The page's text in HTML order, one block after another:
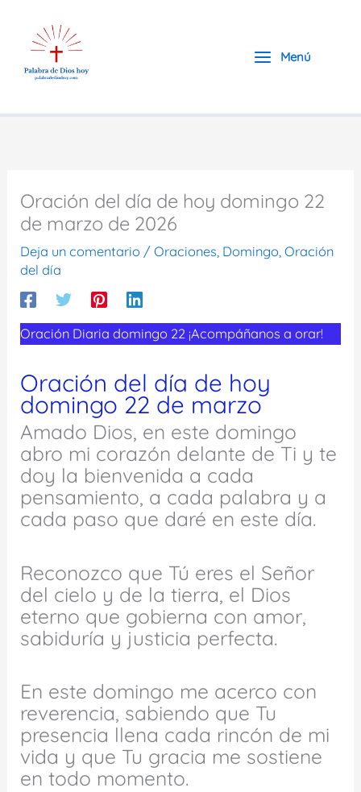
contenido
Menú
Oración del día de hoy domingo 22
de marzo de 2026
Deja un comentario /Oraciones, Domingo,Oración
del día
Oración Diaria domingo 22 ¡Acompáñanos a orar!
Oración del día de hoy
domingo 22 de marzo
Amado Dios, en este domingo
abro mi corazón delante de Ti y te
doy la bienvenida a cada
pensamiento, a cada palabra y a
cada paso que daré en este día.
Reconozco que Tú eres el Señor
del cielo y de la tierra, el Dios
eterno que gobierna con amor,
sabiduría y justicia perfecta.
En este domingo me acerco con
reverencia, sabiendo que Tu
presencia llena cada rincón de mi
vida y que Tu gracia me sostiene
en todo momento.